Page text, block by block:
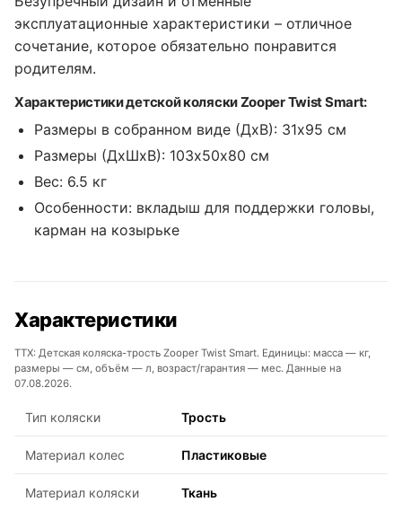
эксплуатационные характеристики – отличное
сочетание, которое обязательно понравится
родителям.
Характеристики детской коляски Zooper Twist Smart:
Размеры в собранном виде (ДхВ): 31х95 см
Размеры (ДхШхВ): 103х50х80 см
Вес: 6.5 кг
Особенности: вкладыш для поддержки головы,
карман на козырьке
Характеристики
ТТХ: Детская коляска-трость Zooper Twist Smart. Единицы: масса — кг,
размеры — см, объём — л, возраст/гарантия — мес. Данные на
07.08.2026.
Тип коляски Трость
Материал колес Пластиковые
Материал коляски Ткань